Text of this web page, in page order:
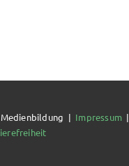
| Impressum|